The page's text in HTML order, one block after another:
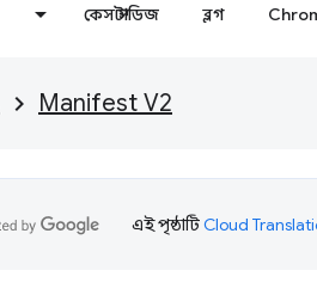
কেস স্টাডিজ ব্লগ
Manifest V2
এই পৃষ্ঠাটিCloud